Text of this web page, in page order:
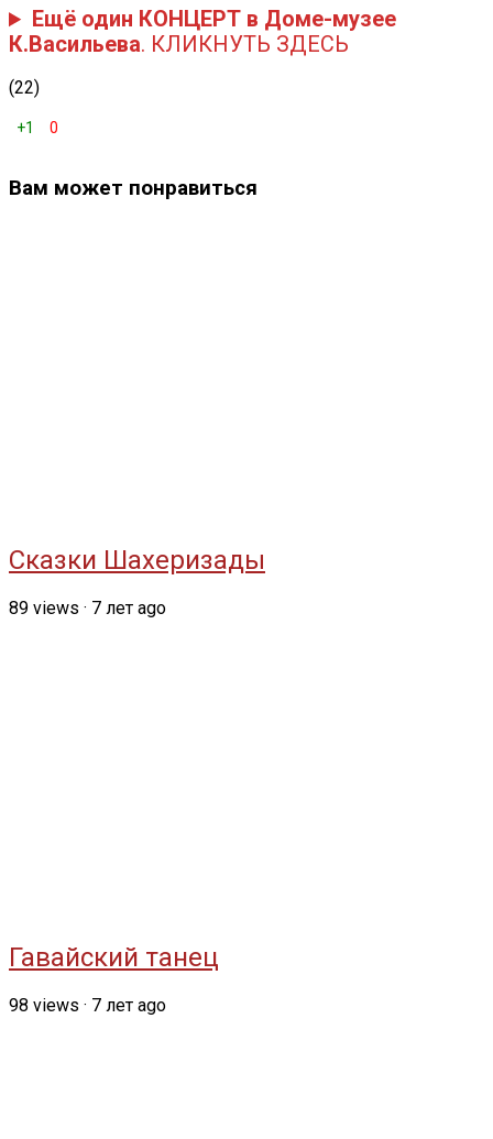
Ещё один КОНЦЕРТ в Доме-музее
К.Васильева. КЛИКНУТЬ ЗДЕСЬ
(22)
+1 0
Вам может понравиться
Сказки Шахеризады
89 views · 7 лет ago
Гавайский танец
98 views · 7 лет ago